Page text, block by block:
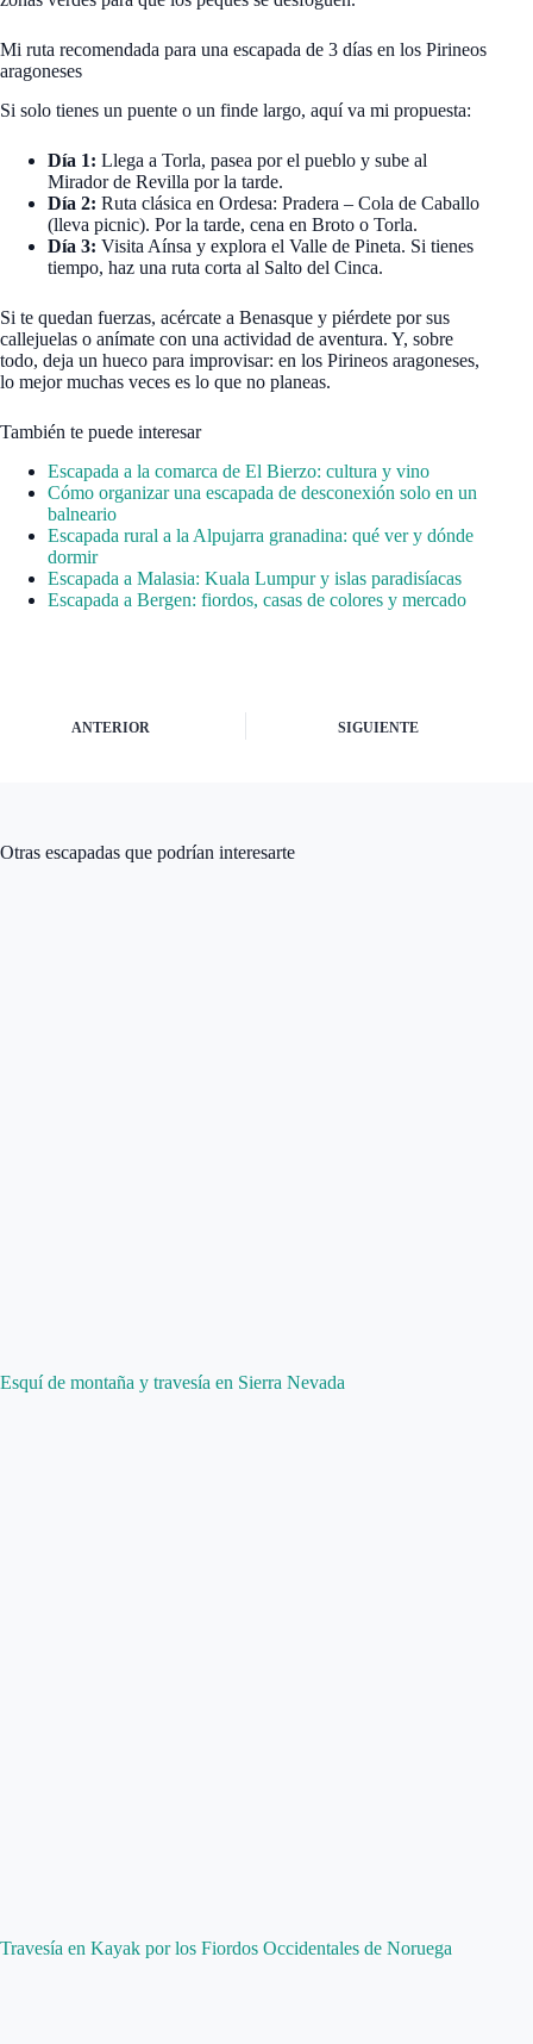
Mi ruta recomendada para una escapada de 3 días en los Pirineos
aragoneses
Si solo tienes un puente o un finde largo, aquí va mi propuesta:
Día 1: Llega a Torla, pasea por el pueblo y sube al
Mirador de Revilla por la tarde.
Día 2: Ruta clásica en Ordesa: Pradera – Cola de Caballo
(lleva picnic). Por la tarde, cena en Broto o Torla.
Día 3: Visita Aínsa y explora el Valle de Pineta. Si tienes
tiempo, haz una ruta corta al Salto del Cinca.
Si te quedan fuerzas, acércate a Benasque y piérdete por sus
callejuelas o anímate con una actividad de aventura. Y, sobre
todo, deja un hueco para improvisar: en los Pirineos aragoneses,
lo mejor muchas veces es lo que no planeas.
También te puede interesar
Escapada a la comarca de El Bierzo: cultura y vino
Cómo organizar una escapada de desconexión solo en un
balneario
Escapada rural a la Alpujarra granadina: qué ver y dónde
dormir
Escapada a Malasia: Kuala Lumpur y islas paradisíacas
Escapada a Bergen: fiordos, casas de colores y mercado
ANTERIOR SIGUIENTE
Otras escapadas que podrían interesarte
Esquí de montaña y travesía en Sierra Nevada
Travesía en Kayak por los Fiordos Occidentales de Noruega